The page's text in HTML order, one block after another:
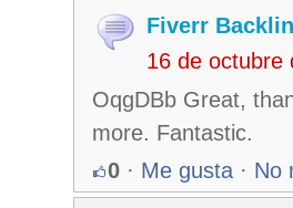
Fiverr
16 de octubre
OqgDBb Great,
more. Fantastic.
0 · Me gusta · No